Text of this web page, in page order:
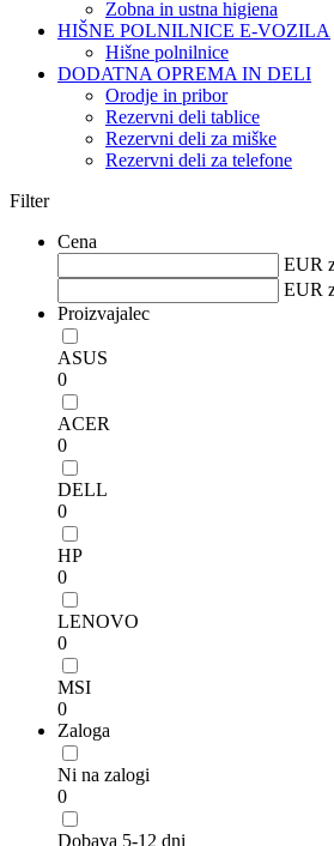
Zobna in ustna higiena
HIŠNE POLNILNICE E-VOZILA
Hišne polnilnice
DODATNA OPREMA IN DELI
Orodje in pribor
Rezervni deli tablice
Rezervni deli za miške
Rezervni deli za telefone
Filter
Cena
EUR
EUR
Proizvajalec
ASUS
0
ACER
0
DELL
0
HP
0
LENOVO
0
MSI
0
Zaloga
Ni na zalogi
0
Dobava 5-12 dni